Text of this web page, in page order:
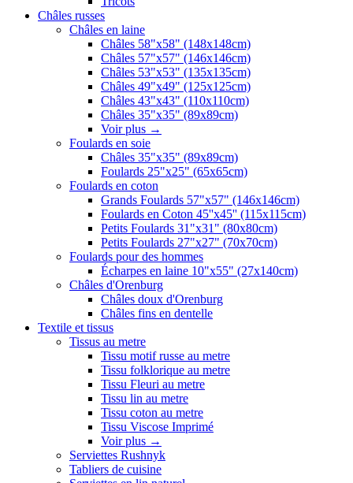
Châles russes
Châles en laine
Châles 58"x58" (148x148cm)
Châles 57"x57" (146x146cm)
Châles 53"x53" (135x135cm)
Châles 49"x49" (125x125cm)
Châles 43"x43" (110x110cm)
Châles 35"x35" (89x89cm)
Voir plus →
Foulards en soie
Châles 35"x35" (89x89cm)
Foulards 25"x25" (65x65cm)
Foulards en coton
Grands Foulards 57"x57" (146x146cm)
Foulards en Coton 45''x45'' (115x115cm)
Petits Foulards 31"x31" (80x80cm)
Petits Foulards 27"x27" (70x70cm)
Foulards pour des hommes
Écharpes en laine 10"x55" (27x140cm)
Châles d'Orenburg
Châles doux d'Orenburg
Châles fins en dentelle
Textile et tissus
Tissus au metre
Tissu motif russe au metre
Tissu folklorique au metre
Tissu Fleuri au metre
Tissu lin au metre
Tissu coton au metre
Tissu Viscose Imprimé
Voir plus →
Serviettes Rushnyk
Tabliers de cuisine